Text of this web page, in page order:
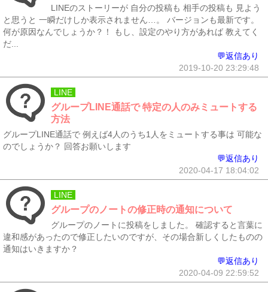
LINEのストーリーが 自分の投稿も 相手の投稿も 見よう
と思うと 一瞬だけしか表示されません…。 バージョンも最新です。
何が原因なんでしょうか？！ もし、設定のやり方があれば 教えてく
だ...
💬返信あり
2019-10-20 23:29:48
LINE
グループLINE通話で 特定の人のみミュートする
方法
グループLINE通話で 例えば4人のうち1人をミュートする事は 可能な
のでしょうか？ 回答お願いします
💬返信あり
2020-04-17 18:04:02
LINE
グループのノートの修正時の通知について
グループのノートに投稿をしました。 確認すると言葉に
違和感があったので修正したいのですが、その場合新しくしたものの
通知はいきますか？
💬返信あり
2020-04-09 22:59:52